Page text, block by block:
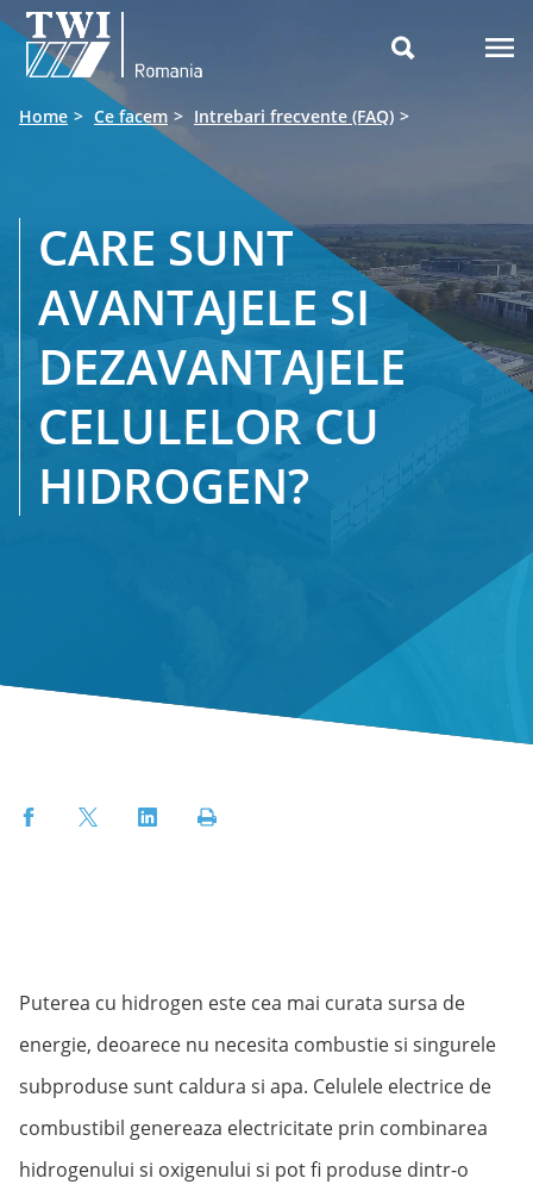

Home Ce facem Intrebari frecvente (FAQ)
CARE SUNT
AVANTAJELE SI
DEZAVANTAJELE
CELULELOR CU
HIDROGEN?
FacebookTwitterLinkedInPrint
Puterea cu hidrogen este cea mai curata sursa de
energie, deoarece nu necesita combustie si singurele
subproduse sunt caldura si apa. Celulele electrice de
combustibil genereaza electricitate prin combinarea
hidrogenului si oxigenului si pot fi produse dintr-o